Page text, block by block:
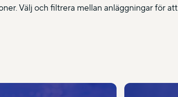
Välj och filtrera mellan anläggningar för att